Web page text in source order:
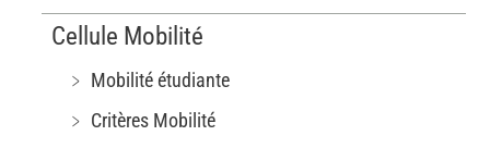
Cellule Mobilité
﹥ Mobilité étudiante
﹥ Critères Mobilité